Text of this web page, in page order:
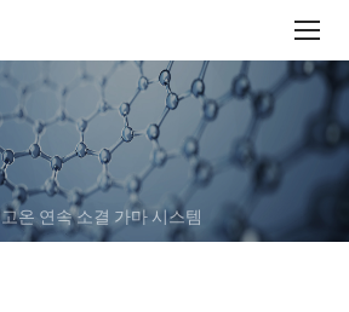
고온 연속 소결 가마 시스템